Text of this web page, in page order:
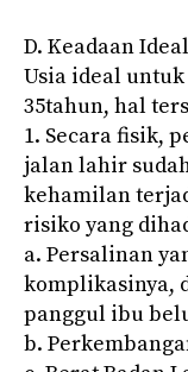
D. Keadaan
Usia ideal
35tahun, hal
1. Secara fisik,
jalan lahir
kehamilan
risiko yang
a. Persalinan
komplikasinya,
panggul ibu
b.